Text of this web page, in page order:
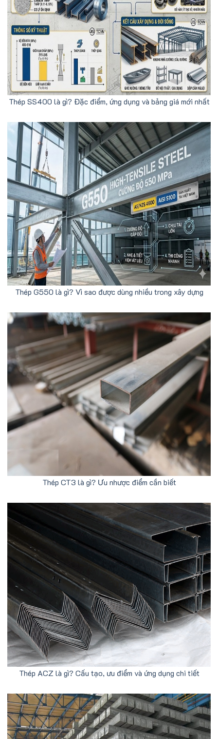
Thép SS400 là gì? Đặc điểm, ứng dụng và bảng giá mới nhất
Thép G550 là gì? Vì sao được dùng nhiều trong xây dựng
Thép CT3 là gì? Ưu nhược điểm cần biết
Thép ACZ là gì? Cấu tạo, ưu điểm và ứng dụng chi tiết